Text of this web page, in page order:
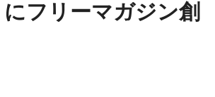
フリーマガジン創